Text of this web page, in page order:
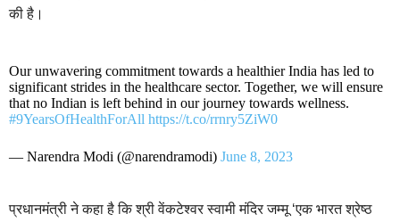
की है।
Our unwavering commitment towards a healthier India has led to
significant strides in the healthcare sector. Together, we will ensure
that no Indian is left behind in our journey towards wellness.
#9YearsOfHealthForAll https://t.co/rrnry5ZiW0
— Narendra Modi (@narendramodi) June 8, 2023
प्रधानमंत्री ने कहा है कि श्री वेंकटेश्वर स्वामी मंदिर जम्मू ‘एक भारत श्रेष्ठ